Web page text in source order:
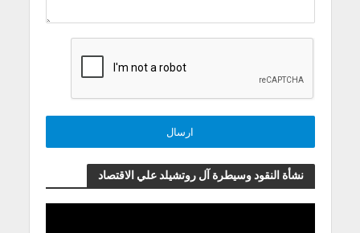
نشأة النقود وسيطرة آل روتشيلد علي الاقتصاد